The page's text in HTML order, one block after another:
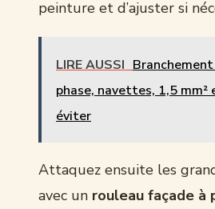
peinture et d’ajuster si
LIRE AUSSI
phase, navettes, 1,5 mm²
éviter
Attaquez ensuite les
avec un rouleau façade à